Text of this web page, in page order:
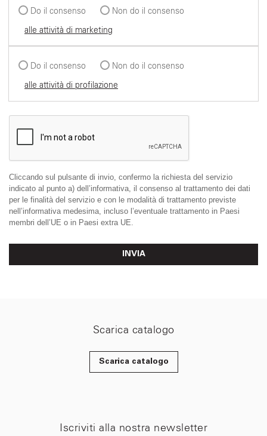
Do il consenso
Non do il consenso
alle attività di marketing
Do il consenso
Non do il consenso
alle attività di profilazione
Cliccando sul pulsante di invio, confermo la richiesta del servizio
indicato al punto a) dell’informativa, il consenso al trattamento dei dati
per le finalità del servizio e con le modalità di trattamento previste
nell’informativa medesima, incluso l’eventuale trattamento in Paesi
membri dell’UE o in Paesi extra UE.
INVIA
Scarica catalogo
Scarica catalogo
Iscriviti alla nostra newsletter